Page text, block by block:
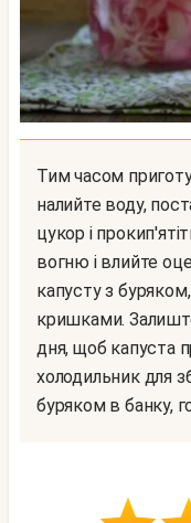
Тим часом приготуйте маринад. У каструлю
налийте воду,
цукор і
вогню і влийте
капусту з
кришками.
дня, щоб капуста
холодильник для
буряком в банку,